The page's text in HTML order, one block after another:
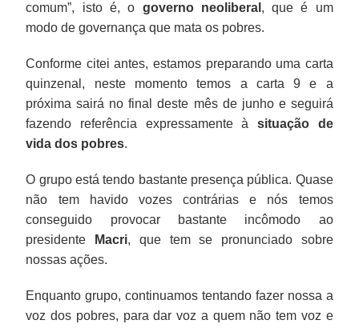
comum”, isto é, o governo neoliberal , que é um
modo de governança que mata os pobres.
Conforme citei antes, estamos preparando uma carta
quinzenal, neste momento temos a carta 9 e a
próxima sairá no final deste mês de junho e seguirá
fazendo referência expressamente à situação de
vida dos pobres.
O grupo está tendo bastante presença pública. Quase
não tem havido vozes contrárias e nós temos
conseguido provocar bastante incômodo ao
presidente
Macri, que tem se pronunciado sobre
nossas ações.
Enquanto grupo, continuamos tentando fazer nossa a
voz dos pobres, para dar voz a quem não tem voz e